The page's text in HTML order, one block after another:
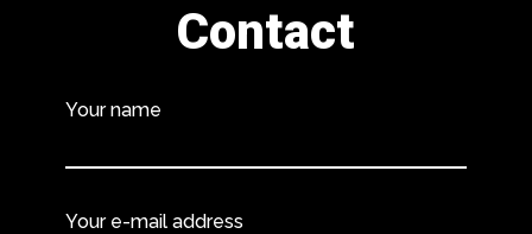
Contact
Your name
Your e-mail address